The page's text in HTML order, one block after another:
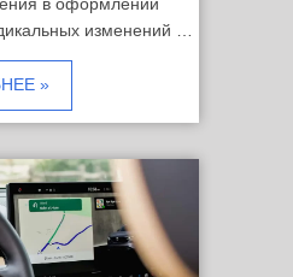
изменений …
»